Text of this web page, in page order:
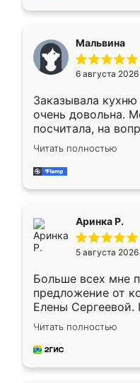
меньше, здесь же
Мне нравится
мебели буду
Мальвина
6 августа 2026
Заказывала кухню
очень довольна.
посчитала, на
Замерщик
делу со всей
за день, ребята
Читать полностью
Аринка Р.
5 августа 2026
Больше всех мне
предложение от
Елены
короткие сроки
для замера
предложил по
Читать полностью